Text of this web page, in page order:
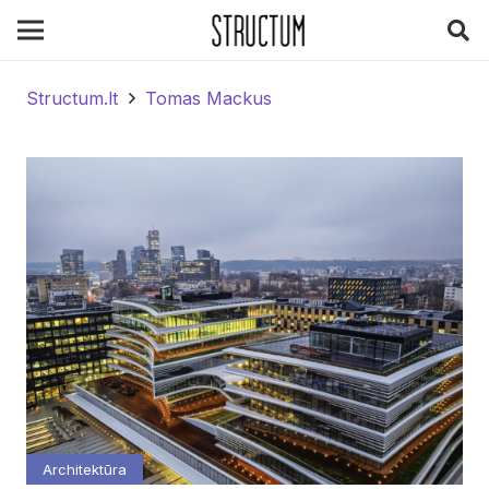
Structum.lt Tomas Mackus
Architektūra